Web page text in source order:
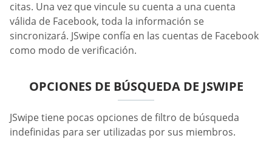
citas. Una vez que vincule su cuenta a una cuenta
válida de Facebook, toda la información se
sincronizará. JSwipe confía en las cuentas de Facebook
como modo de verificación.
OPCIONES DE BÚSQUEDA DE JSWIPE
JSwipe tiene pocas opciones de filtro de búsqueda
indefinidas para ser utilizadas por sus miembros.